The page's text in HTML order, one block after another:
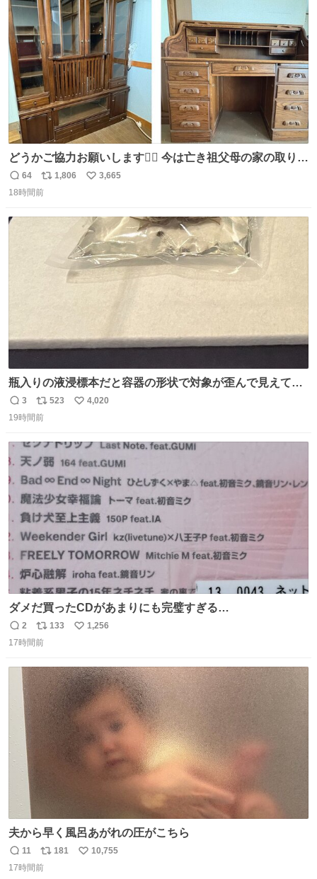
数
どうかご協力お願いします🙇‍♂️ 今は亡き祖父母の家の取り壊
しが決まり、どうしても処分して欲しくない食器棚と机の
引き取り手を探しております この2つは私の祖母が当初一
さで亡くなりましたが、この家具達をとても大切にしてお
りました 続く↓
返
信
64
リ
ポ
1,806
い
数
3,665
18時間前
瓶入りの液浸標本だと容器の形状で対象が歪んで見えてし
まうことから、なるべく歪みがない状態で観察しやすいよ
うにこのような形で保存していると前に科博の先生から教
返
信
3
リ
ポ
ト
数
523
い
数
4,020
19時間前
ダメだ買ったCDがあまりにも完璧すぎる…
返
信
2
リ
ポ
ト
数
133
い
数
1,256
17時間前
夫から早く風呂あがれの圧がこちら
返
信
11
リ
ポ
181
い
10,755
17時間前